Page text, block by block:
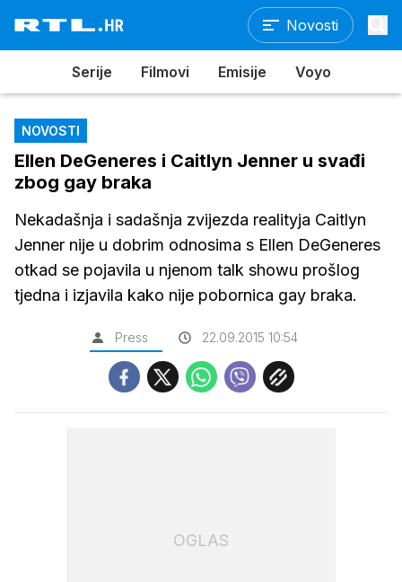
Novosti
Serije Filmovi Emisije Voyo
NOVOSTI
Ellen DeGeneres i Caitlyn Jenner u svađi
zbog gay braka
Nekadašnja i sadašnja zvijezda realityja Caitlyn
Jenner nije u dobrim odnosima s Ellen DeGeneres
otkad se pojavila u njenom talk showu prošlog
tjedna i izjavila kako nije pobornica gay braka.
Press 22.09.2015 10:54
OGLAS